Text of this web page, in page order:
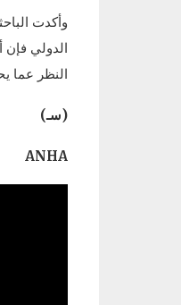
وأكدت
الدولي فإن
النظر عما
(سـ)
ANHA